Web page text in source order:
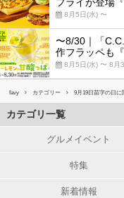
フライが登場
8月5日(水) 〜
〜8/30｜「
作フラッペも
8月5日(水) 〜 8月
favy カテゴリー 9月19日苗字の日に
カテゴリ一覧
グルメイベント
特集
新着情報